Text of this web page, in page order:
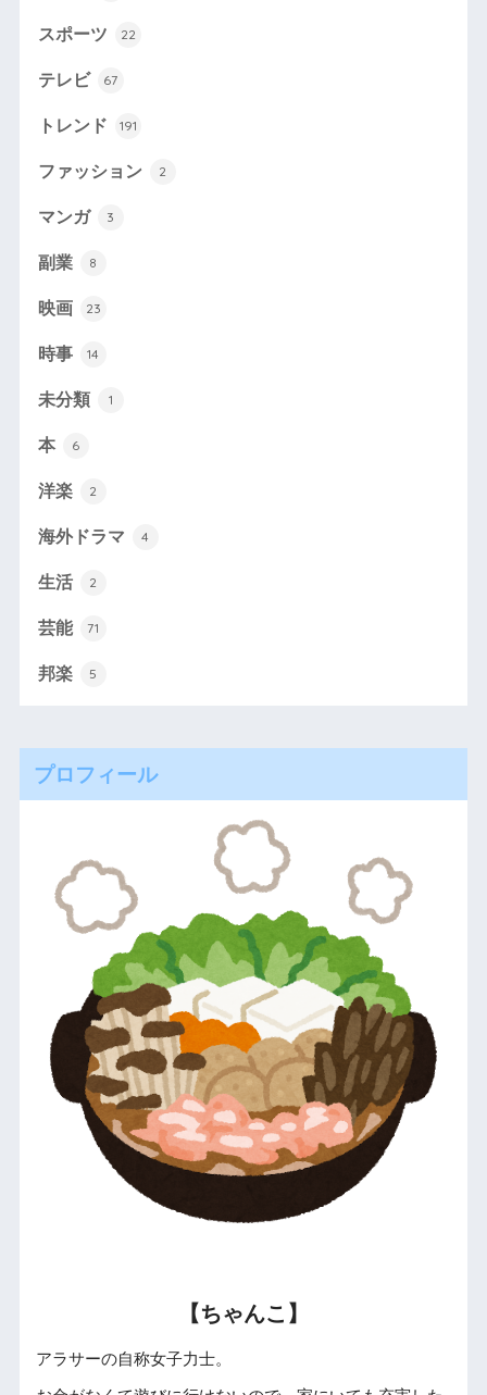
スポーツ 22
テレビ 67
トレンド 191
ファッション 2
マンガ 3
副業 8
映画 23
時事 14
未分類 1
本 6
洋楽 2
海外ドラマ 4
生活 2
芸能 71
邦楽 5
プロフィール
【ちゃんこ】
アラサーの自称女子力士。